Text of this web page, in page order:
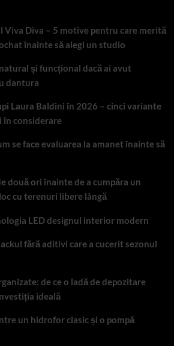
Viva Diva – 5 motive pentru care merită
înainte să alegi un studio
și funcțional dacă ai avut
dantura
Laura Baldini în 2026 – cinci variante
în considerare
se face evaluarea la amanet înainte să
două ori înainte de a cumpăra un
cu terenuri libere lângă
LED designul interior modern
fără aditivi care a cucerit sezonul
de ce o ladă de depozitare
ideală
un hidrofor clasic și o pompă